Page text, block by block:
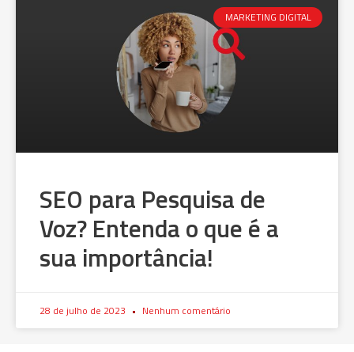
MARKETING DIGITAL
SEO para Pesquisa de
Voz? Entenda o que é a
sua importância!
28 de julho de 2023 Nenhum comentário